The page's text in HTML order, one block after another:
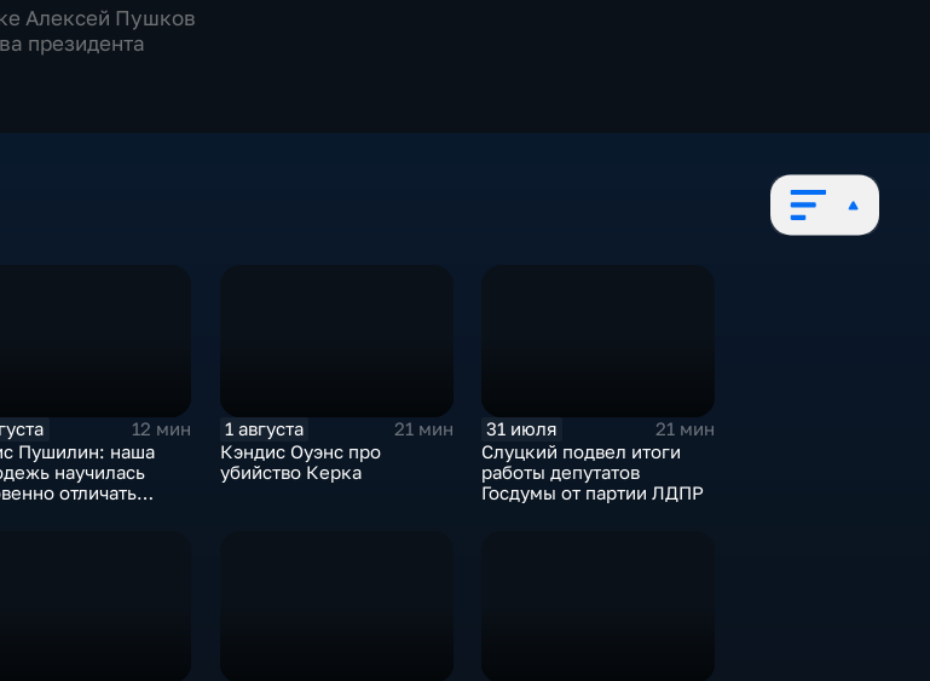
Алексей Пушков
президента
12 мин
Пушилин: наша
научилась
отличать
1 августа
21 мин
Кэндис Оуэнс про
убийство Керка
31 июля
21 мин
Слуцкий подвел итоги
работы депутатов
Госдумы от партии ЛДПР